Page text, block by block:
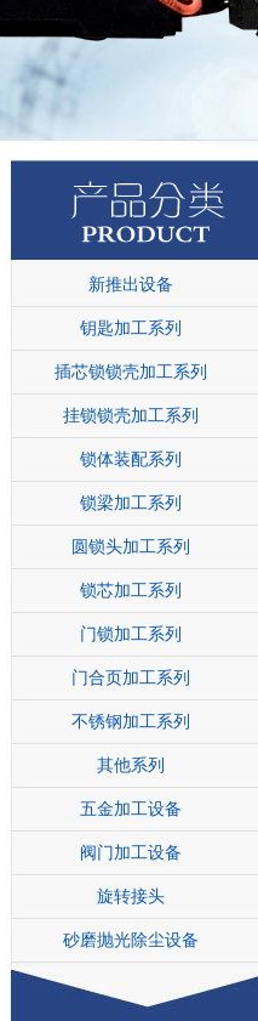
新推出设备
钥匙加工系列
插芯锁锁壳加工系列
挂锁锁壳加工系列
锁体装配系列
锁梁加工系列
圆锁头加工系列
锁芯加工系列
门锁加工系列
门合页加工系列
不锈钢加工系列
其他系列
五金加工设备
阀门加工设备
旋转接头
砂磨抛光除尘设备